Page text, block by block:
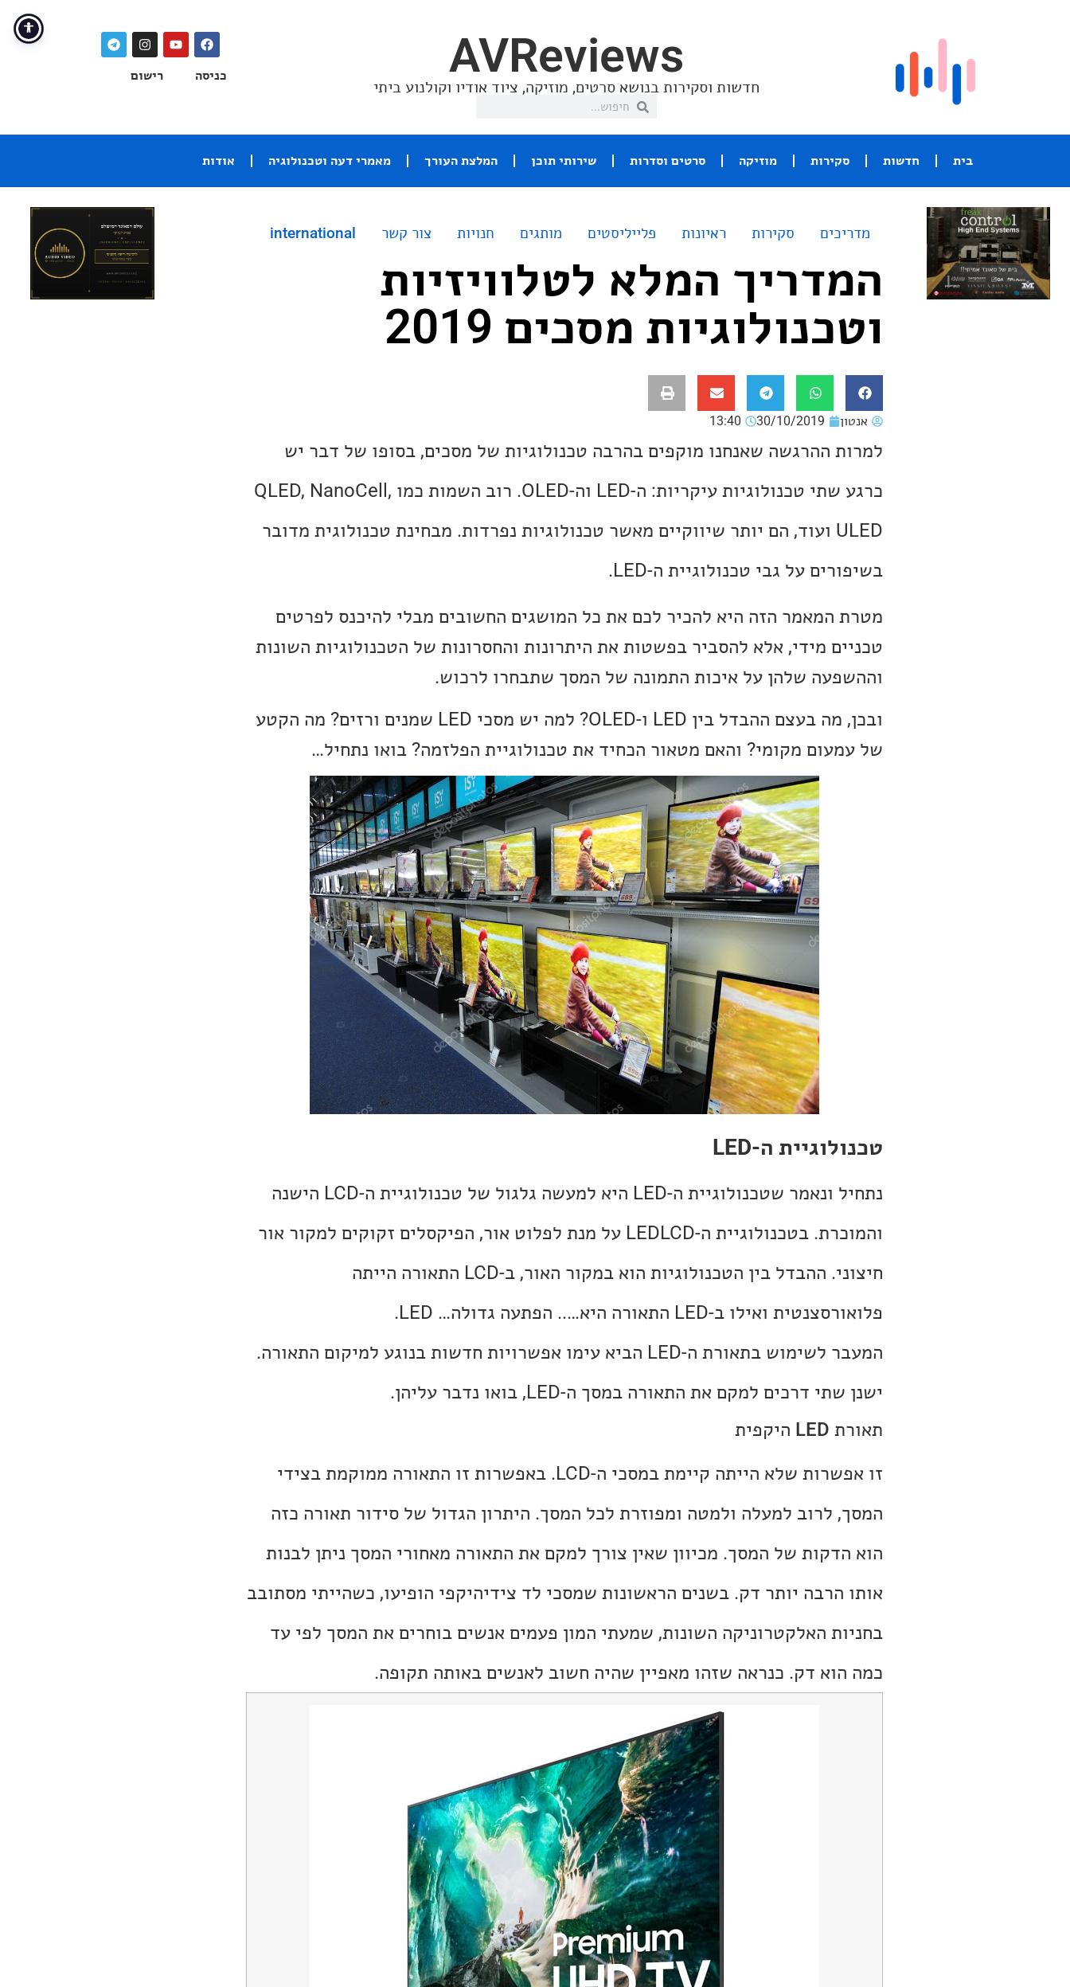
AVReviews
חדשות וסקירות בנושא סרטים, מוזיקה, ציוד אודיו וקולנוע ביתי
כניסה רישום
בית חדשות סקירות מוזיקה סרטים וסדרות שירותי תוכן המלצת העורך מאמרי דעה וטכנולוגיה אודות
מדריכים סקירות ראיונות פלייליסטים מותגים חנויות צור קשר international
המדריך המלא לטלוויזיות
וטכנולוגיות מסכים 2019
אנטון 30/10/2019
13:40
למרות ההרגשה שאנחנו מוקפים בהרבה טכנולוגיות של מסכים, בסופו של דבר יש
כרגע שתי טכנולוגיות עיקריות: ה-LED וה-OLED. רוב השמות כמו QLED, NanoCell,
ULED ועוד, הם יותר שיווקיים מאשר טכנולוגיות נפרדות. מבחינת טכנולוגית מדובר
בשיפורים על גבי טכנולוגיית ה-LED.
מטרת המאמר הזה היא להכיר לכם את כל המושגים החשובים מבלי להיכנס לפרטים
טכניים מידי, אלא להסביר בפשטות את היתרונות והחסרונות של הטכנולוגיות השונות
וההשפעה שלהן על איכות התמונה של המסך שתבחרו לרכוש.
ובכן, מה בעצם ההבדל בין LED ו-OLED? למה יש מסכי LED שמנים ורזים? מה הקטע
של עמעום מקומי? והאם מטאור הכחיד את טכנולוגיית הפלזמה? בואו נתחיל…
טכנולוגיית ה-LED
נתחיל ונאמר שטכנולוגיית ה-LED היא למעשה גלגול של טכנולוגיית ה-LCD הישנה
והמוכרת. בטכנולוגיית ה-LEDLCD על מנת לפלוט אור, הפיקסלים זקוקים למקור אור
חיצוני. ההבדל בין הטכנולוגיות הוא במקור האור, ב-LCD התאורה הייתה
פלואורסצנטית ואילו ב-LED התאורה היא….. הפתעה גדולה… LED.
המעבר לשימוש בתאורת ה-LED הביא עימו אפשרויות חדשות בנוגע למיקום התאורה.
ישנן שתי דרכים למקם את התאורה במסך ה-LED, בואו נדבר עליהן.
תאורת LED היקפית
זו אפשרות שלא הייתה קיימת במסכי ה-LCD. באפשרות זו התאורה ממוקמת בצידי
המסך, לרוב למעלה ולמטה ומפוזרת לכל המסך. היתרון הגדול של סידור תאורה כזה
הוא הדקות של המסך. מכיוון שאין צורך למקם את התאורה מאחורי המסך ניתן לבנות
אותו הרבה יותר דק. בשנים הראשונות שמסכי לד צידיהיקפי הופיעו, כשהייתי מסתובב
בחניות האלקטרוניקה השונות, שמעתי המון פעמים אנשים בוחרים את המסך לפי עד
כמה הוא דק. כנראה שזהו מאפיין שהיה חשוב לאנשים באותה תקופה.